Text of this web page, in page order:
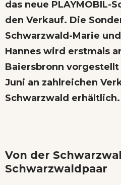
das neue PLAYMOBIL-
den Verkauf. Die
Schwarzwald-Marie
Hannes wird erstmals
Baiersbronn
Juni an zahlreichen
Schwarzwald erhältlich.
Von der
Schwarzwaldpaar